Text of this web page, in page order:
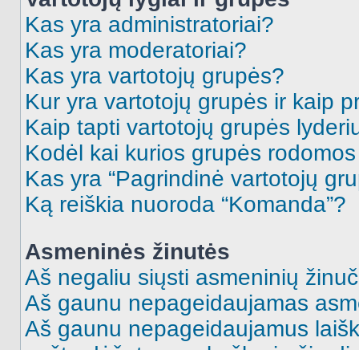
Kas yra administratoriai?
Kas yra moderatoriai?
Kas yra vartotojų grupės?
Kur yra vartotojų grupės ir kaip
Kaip tapti vartotojų grupės
Kodėl kai kurios grupės
Kas yra “Pagrindinė vartotojų
Ką reiškia nuoroda “Komanda”?
Asmeninės žinutės
Aš negaliu siųsti asmeninių
Aš gaunu nepageidaujamas
Aš gaunu nepageidaujamus